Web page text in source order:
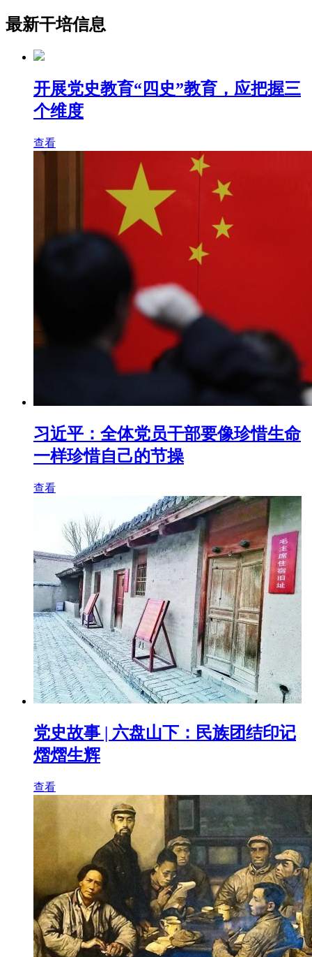
最新干培信息
开展党史教育“四史”教育，应把握三
个维度
查看
习近平：全体党员干部要像珍惜生命
一样珍惜自己的节操
查看
党史故事 | 六盘山下：民族团结印记
熠熠生辉
查看